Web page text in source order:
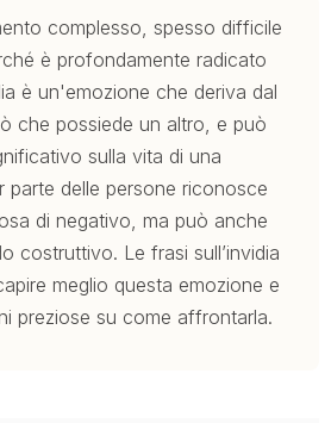
complesso, spesso difficile
è profondamente radicato
è un'emozione che deriva dal
che possiede un altro, e può
sulla vita di una
parte delle persone riconosce
di negativo, ma può anche
costruttivo. Le frasi sull’invidia
meglio questa emozione e
preziose su come affrontarla.